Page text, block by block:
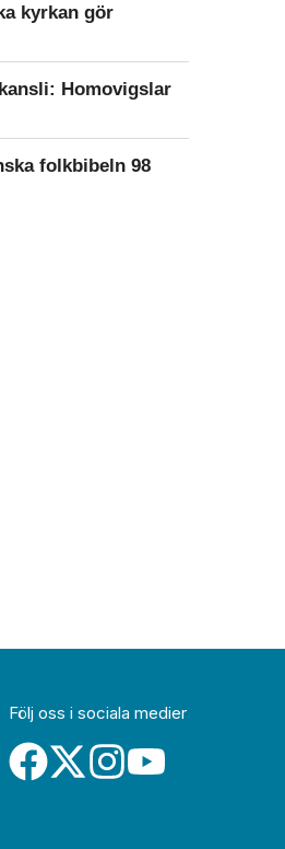
kyrkan gör
Homo­vigslar
folkbibeln 98
Följ oss i sociala medier